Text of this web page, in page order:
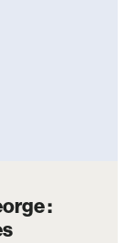
: